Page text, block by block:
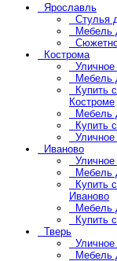
Ярославль
Стулья
Мебель
Кострома
Мебель
Купить
Костроме
Мебель
Купить
Иваново
Мебель
Купить
Иваново
Мебель
Купить
Тверь
Мебель